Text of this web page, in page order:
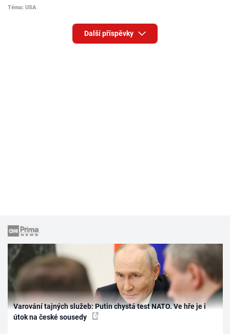
Téma: USA
Další příspěvky
Varování tajných služeb: Putin chystá test NATO. Ve hře je i
útok na české sousedy